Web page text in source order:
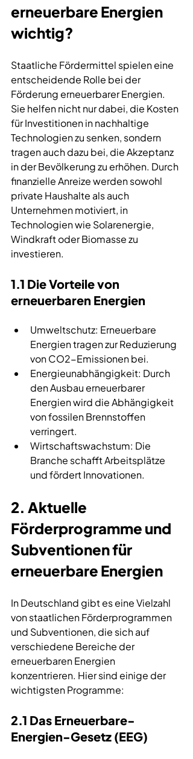
erneuerbare Energien
wichtig?
Staatliche Fördermittel spielen eine
entscheidende Rolle bei der
Förderung erneuerbarer Energien.
Sie helfen nicht nur dabei, die Kosten
für Investitionen in nachhaltige
Technologien zu senken, sondern
tragen auch dazu bei, die Akzeptanz
in der Bevölkerung zu erhöhen. Durch
finanzielle Anreize werden sowohl
private Haushalte als auch
Unternehmen motiviert, in
Technologien wie Solarenergie,
Windkraft oder Biomasse zu
investieren.
1.1 Die Vorteile von
erneuerbaren Energien
Umweltschutz: Erneuerbare
Energien tragen zur Reduzierung
von CO2-Emissionen bei.
Energieunabhängigkeit: Durch
den Ausbau erneuerbarer
Energien wird die Abhängigkeit
von fossilen Brennstoffen
verringert.
Wirtschaftswachstum: Die
Branche schafft Arbeitsplätze
und fördert Innovationen.
2. Aktuelle
Förderprogramme und
Subventionen für
erneuerbare Energien
In Deutschland gibt es eine Vielzahl
von staatlichen Förderprogrammen
und Subventionen, die sich auf
verschiedene Bereiche der
erneuerbaren Energien
konzentrieren. Hier sind einige der
wichtigsten Programme:
2.1 Das Erneuerbare-
Energien-Gesetz (EEG)